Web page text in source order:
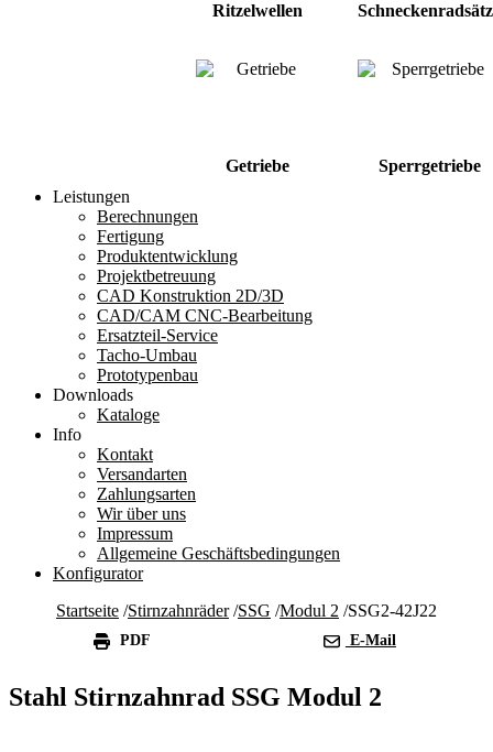
Ritzelwellen
Getriebe
Sperrgetriebe
Leistungen
Berechnungen
Fertigung
Produktentwicklung
Projektbetreuung
CAD Konstruktion 2D/3D
CAD/CAM CNC-Bearbeitung
Ersatzteil-Service
Tacho-Umbau
Prototypenbau
Downloads
Kataloge
Info
Kontakt
Versandarten
Zahlungsarten
Wir über uns
Impressum
Allgemeine Geschäftsbedingungen
Konfigurator
Startseite /Stirnzahnräder/SSG /Modul 2 /SSG2-42J22
PDF E-Mail
Stahl Stirnzahnrad SSG Modul 2